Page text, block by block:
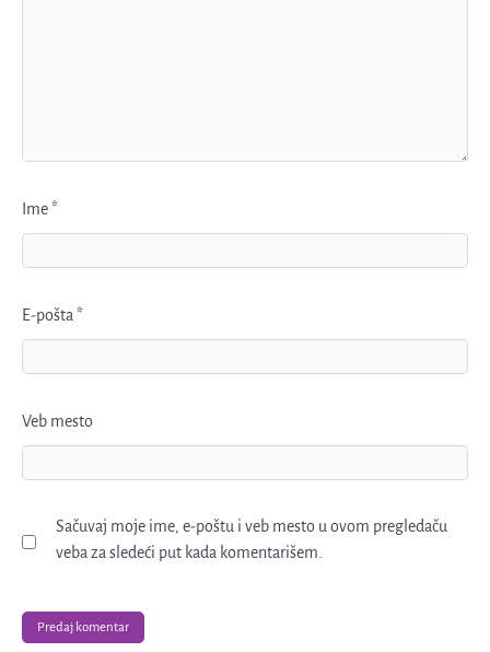
Ime*
E-pošta *
Veb mesto
Sačuvaj moje ime, e-poštu i veb mesto u ovom pregledaču
veba za sledeći put kada komentarišem.